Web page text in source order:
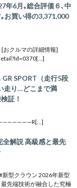
年6月｡総合評価６､中
お買い得の3,371,000
おクルマの詳細情報]
GR SPORT（走行5段
走り…どこまで満
証！
————————R[…]
解説 高級感と最先
型クラウン 2026年新型
先端技術が融合した究極